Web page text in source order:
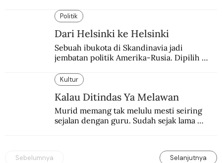
Pameran Repatriasi 2024.
Politik
Dari Helsinki ke Helsinki
Sebuah ibukota di Skandinavia jadi
jembatan politik Amerika-Rusia. Dipilih
Kultur
Kalau Ditindas Ya Melawan
Murid memang tak melulu mesti seiring
sejalan dengan guru. Sudah sejak lama
Sebelumnya Selanjutnya